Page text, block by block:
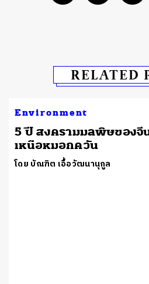
RELATED
Environment
5 ปี สงครามมลพิษของจี
เหนือหมอกควัน
โดย บัณฑิต เอื้อวัฒนานุกูล